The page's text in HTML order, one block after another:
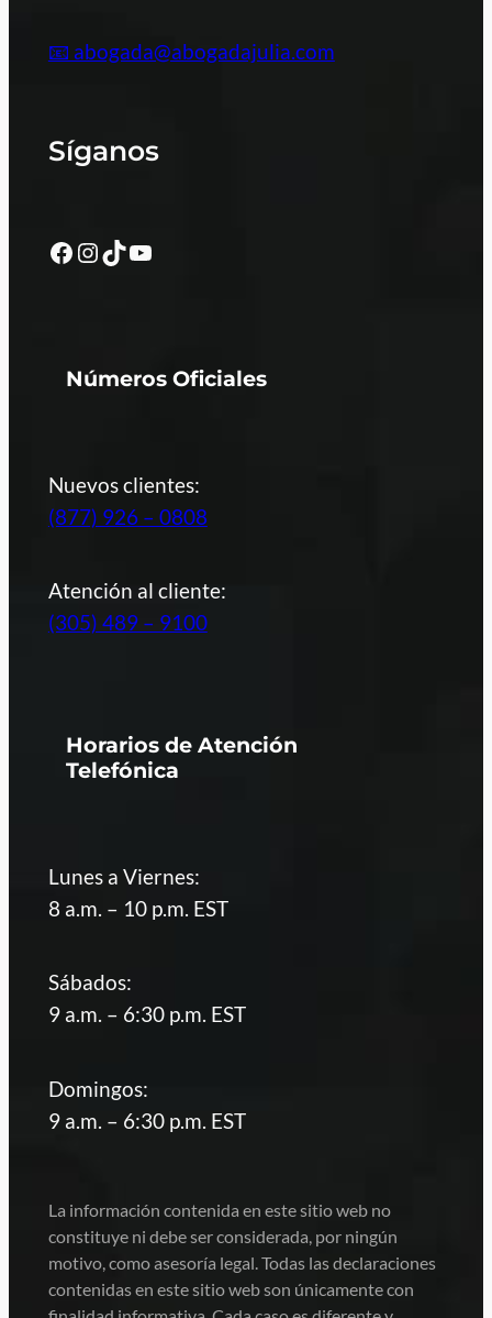
📧 abogada@abogadajulia.com
Síganos
Facebook Instagram TikTok YouTube
Números Oficiales
Nuevos clientes:
(877) 926 – 0808
Atención al cliente:
(305) 489 – 9100
Horarios de Atención
Telefónica
Lunes a Viernes:
8 a.m. – 10 p.m. EST
Sábados:
9 a.m. – 6:30 p.m. EST
Domingos:
9 a.m. – 6:30 p.m. EST
La información contenida en este sitio web no
constituye ni debe ser considerada, por ningún
motivo, como asesoría legal. Todas las declaraciones
contenidas en este sitio web son únicamente con